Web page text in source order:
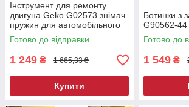
Інструмент для ремонту
двигуна Geko G02573 знімач
пружин для автомобільного
двигуна
Готово до відправки
1 249 ₴ 1 665,33 ₴
Купити
Ботинки з
G90562-44
Готово до
1 549 ₴